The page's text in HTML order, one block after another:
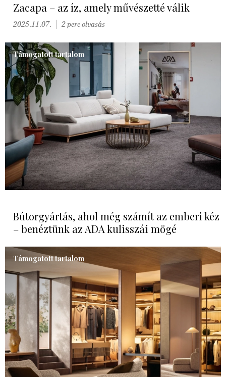
Zacapa – az íz, amely művészetté válik
2025.11.07. 2 perc olvasás
Támogatott tartalom
Bútorgyártás, ahol még számít az emberi kéz
– benéztünk az ADA kulisszái mögé
Támogatott tartalom